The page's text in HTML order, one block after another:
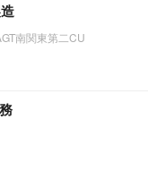
南関東第二CU